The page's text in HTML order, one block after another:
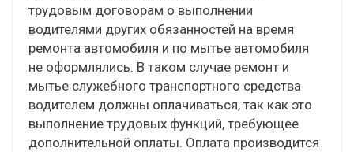
трудовым договорам о выполнении
водителями других обязанностей на время
ремонта автомобиля и по мытье автомобиля
не оформлялись. В таком случае ремонт и
мытье служебного транспортного средства
водителем должны оплачиваться, так как это
выполнение трудовых функций, требующее
дополнительной оплаты. Оплата производится